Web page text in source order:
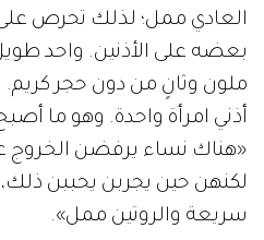
العادي ممل؛ لذلك تحرص
بعضه على الأذنين. واحد
ملون وثانٍ من دون حجر كريم.
أذني امرأة واحدة. وهو ما
«هناك نساء يرفضن الخروج
لكنهن حين يجربن يحببن ذلك،
سريعة والروتين ممل».